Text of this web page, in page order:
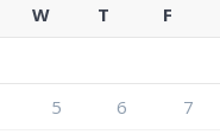
W T F
5 6 7